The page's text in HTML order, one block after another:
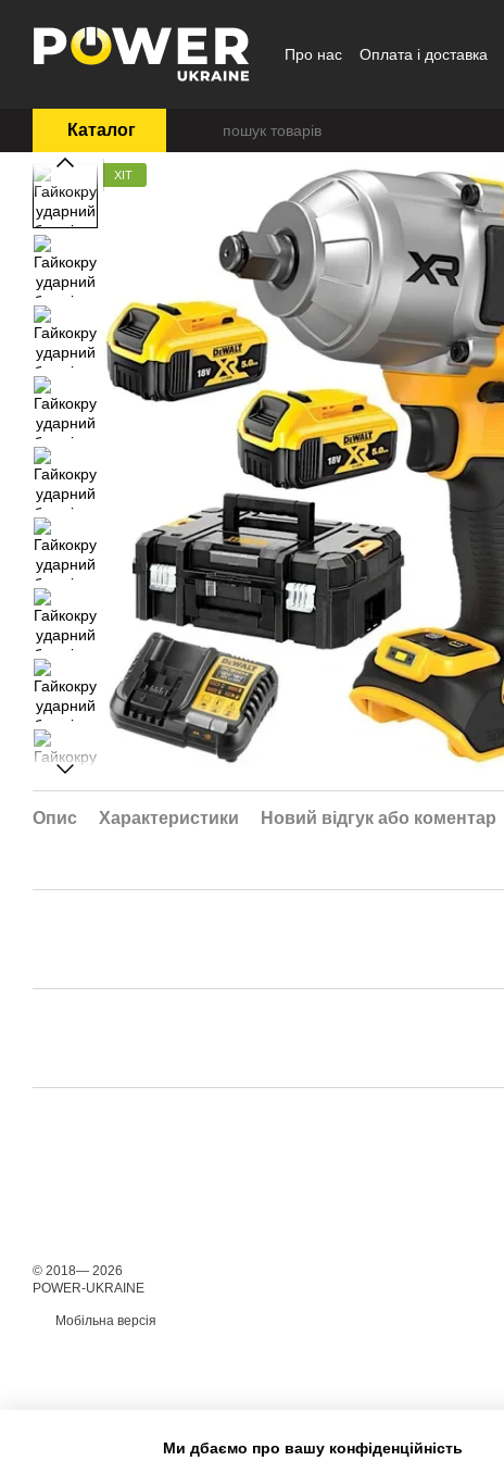
Про нас Оплата і доставка
Каталог
ХІТ
Опис Характеристики Новий відгук або коментар
© 2018— 2026
POWER-UKRAINE
Мобільна версія
Ми дбаємо про вашу конфіденційність